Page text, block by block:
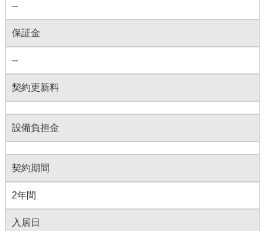
--
保証金
--
契約更新料
設備負担金
契約期間
2年間
入居日